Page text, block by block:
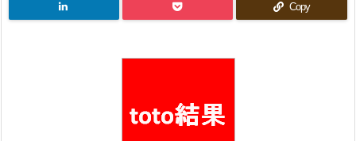
Copy